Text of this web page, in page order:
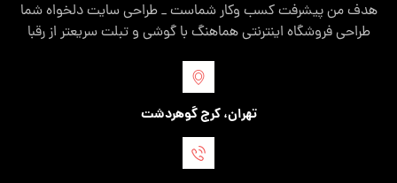
هدف من پیشرفت کسب وکار شماست _ طراحی سایت دلخواه شما
طراحی فروشگاه اینترنتی هماهنگ با گوشی و تبلت سریعتر از رقبا
تهران، کرج گوهردشت